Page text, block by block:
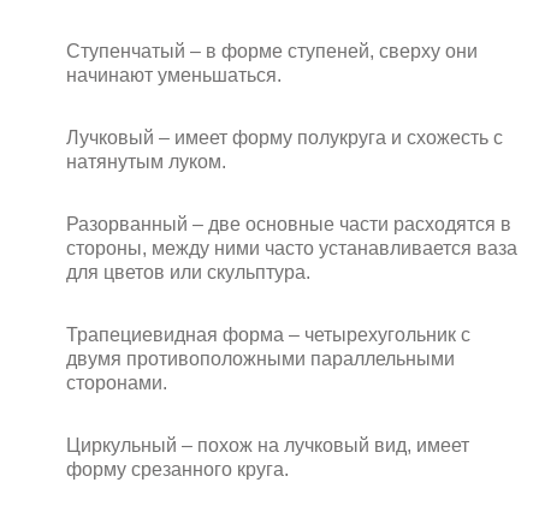
Ступенчатый – в форме ступеней, сверху они
начинают уменьшаться.
Лучковый – имеет форму полукруга и схожесть с
натянутым луком.
Разорванный – две основные части расходятся в
стороны, между ними часто устанавливается ваза
для цветов или скульптура.
Трапециевидная форма – четырехугольник с
двумя противоположными параллельными
сторонами.
Циркульный – похож на лучковый вид, имеет
форму срезанного круга.